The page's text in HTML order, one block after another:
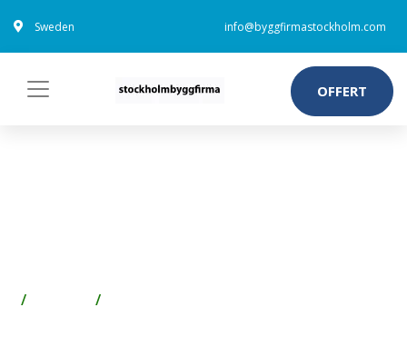
Sweden info@byggfirmastockholm.com
OFFERT